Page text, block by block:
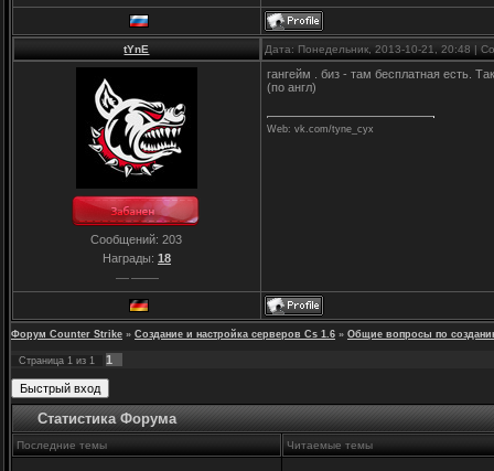
tYnE Дата: Понедельник, 2013-10-21, 20:48 |
Сообщений:203
Награды: 18
гангейм . биз - там бесплатная есть.
(по англ)
Web: vk.com/tyne_cyx
Форум Counter Strike » Создание и настройка серверов Cs 1.6 » Общие вопросы по
Страница 1 из 1 1
Статистика Форума
Последние темы Читаемые темы